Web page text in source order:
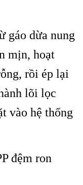
gáo dừa nung
mịn, hoạt
rồi ép lại
lõi lọc
vào hệ thống
đệm ron